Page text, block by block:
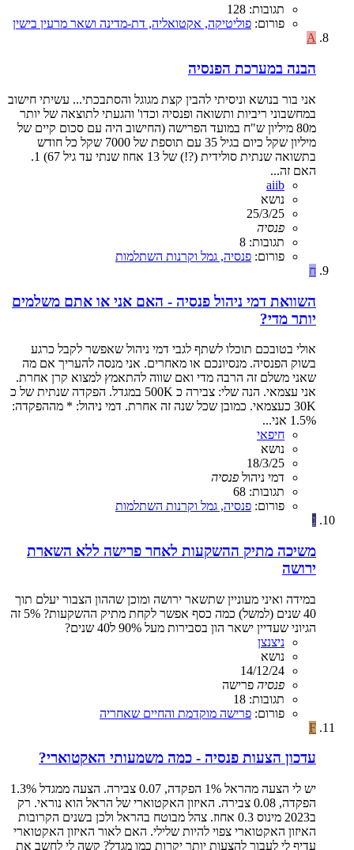
תגובות: 128
פורום: פוליטיקה, אקטואליה, דת-מדינה ושאר מרעין בישין
A
הבנה במערכת הפנסיה
אני בור בנושא וניסיתי להבין קצת מגוגל והסתבכתי... עשיתי חישוב
במחשבוני ריביות ותשואה ופנסיה וכדו' והגעתי לתוצאה של יותר
מ80 מיליון ש"ח במועד הפרישה (החישוב היה עם סכום קיים של
מיליון שקל כיום בגיל 35 עם תוספת של 7000 שקל כל חודש
בתשואה שנתית סולידית (?!) של 13 אחוז שנתי עד גיל 67) 1.
האם זה...
aiib
נושא
25/3/25
פנסיה
תגובות: 8
פורום: פנסיה, גמל וקרנות השתלמות
ח
השוואת דמי ניהול פנסיה - האם אני או אתם משלמים
יותר מדי?
אולי בטובכם תוכלו לשתף לגבי דמי ניהול שאפשר לקבל כרגע
בשוק הפנסיה. מנסיונכם או מאחרים. אני מנסה להעריך אם מה
שאני משלם זה הרבה מדי ואם שווה להתאמץ למצוא קרן אחרת.
אני עצמאי. הנה שלי: צבירה כ 500K במגדל. הפקדה שנתית של כ
30K כעצמאי. כמובן שכל שנה זה אחרת. דמי ניהול: * מההפקדה:
1.5% אני...
חיפאי
נושא
18/3/25
דמי ניהול פנסיה
תגובות: 68
פורום: פנסיה, גמל וקרנות השתלמות
נ
משיכה מתיק ההשקעות לאחר פרישה ללא השארת
ירושה
במידה ואיני מעוניין שתשאר ירושה ומוכן שההון הצבור יעלם תוך
40 שנים (למשל) כמה כסף אפשר לקחת מתיק ההשקעות? 5% זה
הגיוני שעדיין ישאר הון בסבירות מעל 90% ל40 שנים?
ניצנצן
נושא
14/12/24
פנסיה פרישה
תגובות: 18
פורום: פרישה מוקדמת והחיים שאחריה
F
עדכון הצעות פנסיה - כמה משמעותי האקטוארי?
יש לי הצעה מהראל 1% הפקדה, 0.07 צבירה. הצעה ממגדל 1.3%
הפקדה, 0.08 צבירה. האיזון האקטוארי של הראל הוא נוראי. רק
ב2023 מינוס 0.3 אחוז. צהל מבוטח בהראל ולכן בשנים הקרובות
האיזון האקטוארי צפוי להיות שלילי. האם לאור האיזון האקטוארי
עדיף לי לעבור להצעות יותר יקרות כמו מגדל? קשה לי לחשב את